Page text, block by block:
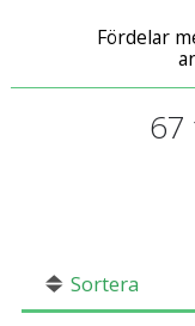
Fördelar
67
Sortera